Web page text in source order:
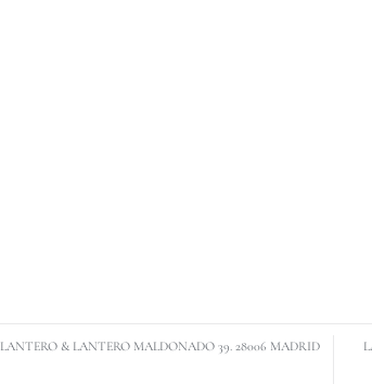
LANTERO & LANTERO MALDONADO 39. 28006 MADRID